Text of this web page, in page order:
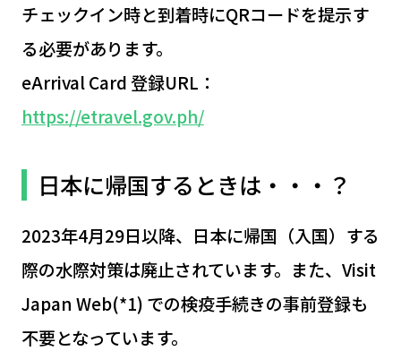
チェックイン時と到着時にQRコードを提示す
る必要があります。
eArrival Card 登録URL：
https://etravel.gov.ph/
日本に帰国するときは・・・？
2023年4月29日以降、日本に帰国（入国）する
際の水際対策は廃止されています。また、Visit
Japan Web(*1) での検疫手続きの事前登録も
不要となっています。